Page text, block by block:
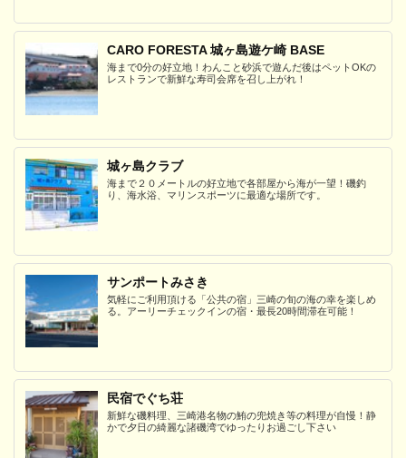
CARO FORESTA 城ヶ島遊ケ崎 BASE
海まで0分の好立地！わんこと砂浜で遊んだ後はペットOKの
レストランで新鮮な寿司会席を召し上がれ！
城ヶ島クラブ
海まで２０メートルの好立地で各部屋から海が一望！磯釣
り、海水浴、マリンスポーツに最適な場所です。
サンポートみさき
気軽にご利用頂ける「公共の宿」三崎の旬の海の幸を楽しめ
る。アーリーチェックインの宿・最長20時間滞在可能！
民宿でぐち荘
新鮮な磯料理、三崎港名物の鮪の兜焼き等の料理が自慢！静
かで夕日の綺麗な諸磯湾でゆったりお過ごし下さい